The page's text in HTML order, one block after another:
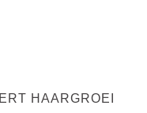
HAARGROEI